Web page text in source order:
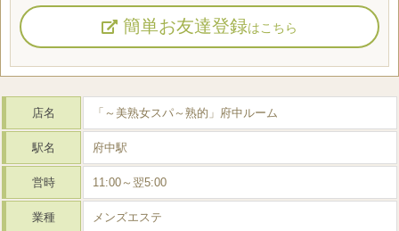
簡単お友達登録はこちら
店名 「～美熟女スパ～熟的」府中ルーム
駅名 府中駅
営時 11:00～翌5:00
業種 メンズエステ